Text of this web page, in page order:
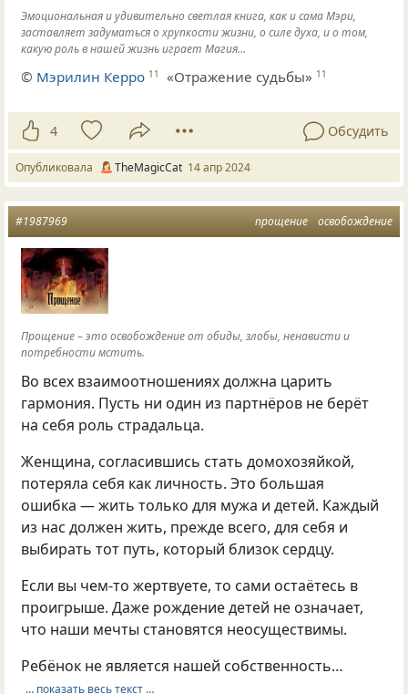
Эмоциональная и удивительно светлая книга, как и сама Мэри,
заставляет задуматься о хрупкости жизни, о силе духа, и о том,
какую роль в нашей жизнь играет Магия…
© Мэрилин Керро 11 «Отражение судьбы» 11
4 Обсудить
Опубликовала TheMagicCat 14 апр 2024
прощение освобождение
#1987969
Прощение – это освобождение от обиды, злобы, ненависти и
потребности мстить.
Во всех взаимоотношениях должна царить
гармония. Пусть ни один из партнёров не берёт
на себя роль страдальца.
Женщина, согласившись стать домохозяйкой,
потеряла себя как личность. Это большая
ошибка — жить только для мужа и детей. Каждый
из нас должен жить, прежде всего, для себя и
выбирать тот путь, который близок сердцу.
Если вы чем-то жертвуете, то сами остаётесь в
проигрыше. Даже рождение детей не означает,
что наши мечты становятся неосуществимы.
Ребёнок не является нашей собственность…
… показать весь текст …